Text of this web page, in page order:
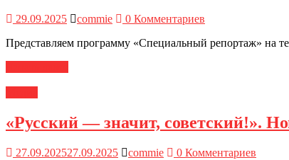
29.09.2025 commie
0 Комментариев
Представляем программу «Специальный репортаж» на
«Русский — значит, советский!».
27.09.202527.09.2025 commie
0 Комментариев